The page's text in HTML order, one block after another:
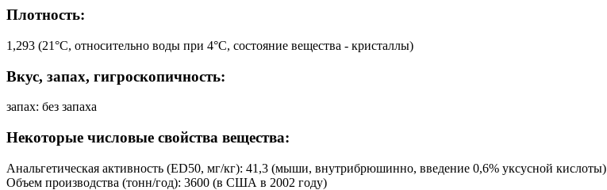
Плотность:
1,293 (21°C, относительно воды при 4°C, состояние вещества - кристаллы)
Вкус, запах, гигроскопичность:
запах: без запаха
Некоторые числовые свойства вещества:
Анальгетическая активность (ED50, мг/кг): 41,3 (мыши, внутрибрюшинно, введение 0,6% уксусной кислоты)
Объем производства (тонн/год): 3600 (в США в 2002 году)